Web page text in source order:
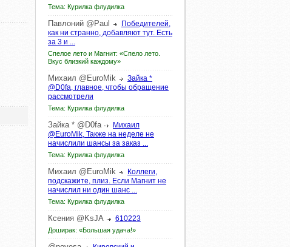
Тема: Курилка флудилка
Павлоний @Paul
Победителей,
как ни странно, добавляют тут. Есть
за 3 и ...
Спелое лето и Магнит: «Спело лето.
Вкус близкий каждому»
Михаил @EuroMik
Зайка *
@D0fa, главное, чтобы обращение
рассмотрели
Тема: Курилка флудилка
Зайка * @D0fa
Михаил
@EuroMik, Также на неделе не
начислили шансы за заказ ...
Тема: Курилка флудилка
Михаил @EuroMik
Коллеги,
подскажите, плиз. Если Магнит не
начислил ни один шанс ...
Тема: Курилка флудилка
Ксения @KsJA 610223
Доширак: «Большая удача!»